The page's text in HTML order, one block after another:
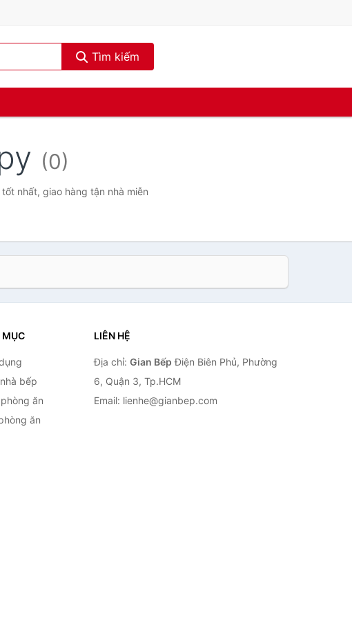
Tìm kiếm
(0)
nhất, giao hàng tận nhà miễn
MỤC
bếp
ăn
ăn
LIÊN HỆ
Địa chỉ: Gian Bếp Điện Biên Phủ, Phường
6, Quận 3, Tp.HCM
Email: lienhe@gianbep.com